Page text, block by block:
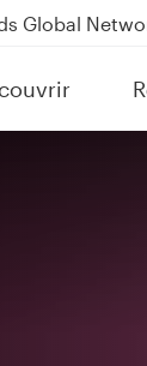
on Travelling
Airways flight
Global